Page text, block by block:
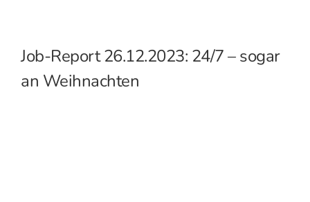
Job-Report 26.12.2023: 24/7 – sogar
an Weihnachten